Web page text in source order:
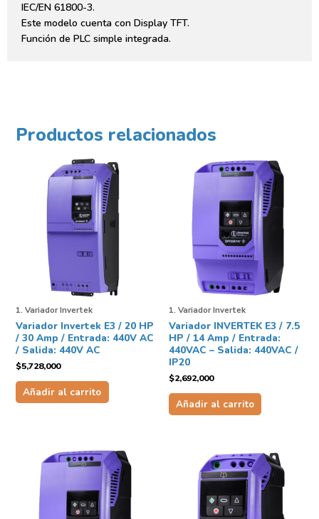
IEC/EN 61800-3.
Este modelo cuenta con Display TFT.
Función de PLC simple integrada.
Productos relacionados
1. Variador Invertek
Variador Invertek E3 / 20 HP
/ 30 Amp / Entrada: 440V AC
/ Salida: 440V AC
$5,728,000
Añadir al carrito
1. Variador Invertek
Variador INVERTEK E3 / 7.5
HP / 14 Amp / Entrada:
440VAC – Salida: 440VAC /
IP20
$2,692,000
Añadir al carrito